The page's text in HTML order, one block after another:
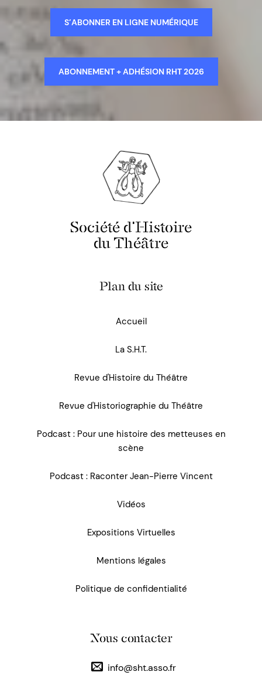
S’ABONNER EN LIGNE NUMÉRIQUE
ABONNEMENT + ADHÉSION RHT 2026
Société d'Histoire
du Théâtre
Plan du site
Accueil
La S.H.T.
Revue d'Histoire du Théâtre
Revue d'Historiographie du Théâtre
Podcast : Pour une histoire des metteuses en
scène
Podcast : Raconter Jean-Pierre Vincent
Vidéos
Expositions Virtuelles
Mentions légales
Politique de confidentialité
Nous contacter
info@sht.asso.fr